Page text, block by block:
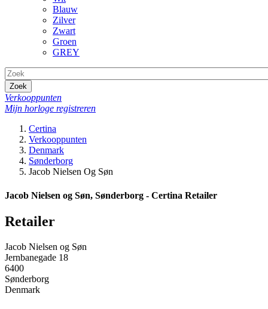
Blauw
Zilver
Zwart
Groen
GREY
Zoek
Verkooppunten
Mijn horloge registreren
Certina
Verkooppunten
Denmark
Sønderborg
Jacob Nielsen Og Søn
Jacob Nielsen og Søn, Sønderborg - Certina Retailer
Retailer
Jacob Nielsen og Søn
Jernbanegade 18
6400
Sønderborg
Denmark